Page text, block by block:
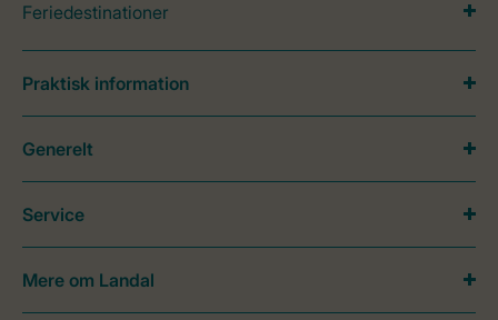
Feriedestinationer
Praktisk information
Generelt
Service
Mere om Landal